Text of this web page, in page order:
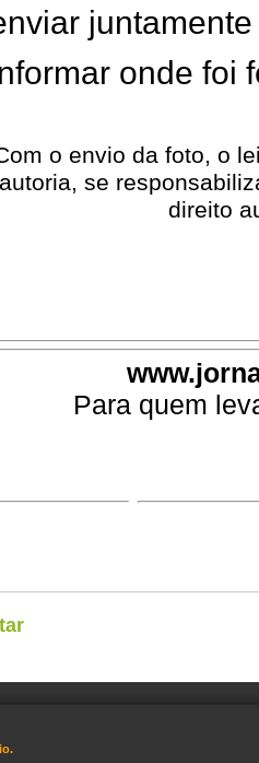
onde foi
o envio da foto, o
autoria, se
direito
Para quem